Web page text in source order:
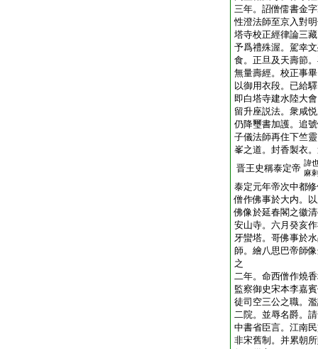
三年。詔僧儒書金
性澄法師至京入對
塔寺校正經律論三
予爲禮殊渥。駕幸
食。正旦及天壽節
無量壽經。校正事
以御用衣段。已給
即白塔寺建水陸大
留升座説法。衆咸
仍降璽書加護。追
子儀法師再住下竺
峯之道。封香製衣
晋王史稱泰定帝 諱
麻
泰定元年帝次中都
僧作佛事於大内。
佛像於延春閣之徽
安山寺。六月癸亥
牙蠻塔。哥佛事於
師。繪八思巴帝師
之
二年。命西僧作燒
監察御史宋本李嘉
徒司空三公之職。
二院。並辱名爵。
中書省臣言。江南
非宋舊制。并累朝